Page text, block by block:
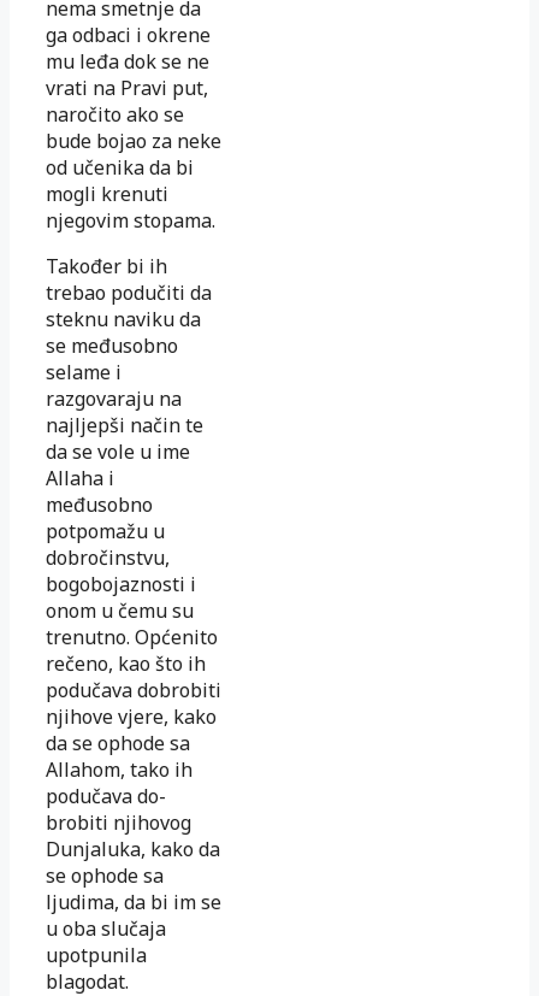
nema smetnje da
ga odbaci i okrene
mu leđa dok se ne
vrati na Pravi put,
naročito ako se
bude bojao za neke
od učenika da bi
mogli krenuti
njegovim stopama.
Također bi ih
trebao podučiti da
steknu naviku da
se međusobno
selame i
razgovaraju na
najljepši način te
da se vole u ime
Allaha i
međusobno
potpomažu u
dobročinstvu,
bogobojaznosti i
onom u čemu su
trenutno. Općenito
rečeno, kao što ih
podučava dobrobiti
njihove vjere, kako
da se ophode sa
Allahom, tako ih
podučava do-
brobiti njihovog
Dunjaluka, kako da
se ophode sa
ljudima, da bi im se
u oba slučaja
upotpunila
blagodat.